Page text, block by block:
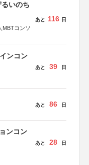
いのち
MBTコンソ
あと 116 日
ンコン
あと 39 日
あと 86 日
ンコン
あと 28 日